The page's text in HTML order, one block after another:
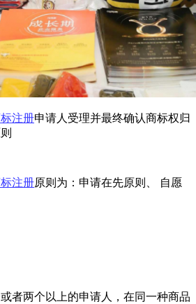
注册申请人受理并最终确认商标权归
注册原则为：申请在先原则、 自愿
者两个以上的申请人，在同一种商品